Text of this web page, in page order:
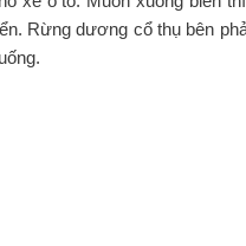
Rừng dương cổ thụ bên